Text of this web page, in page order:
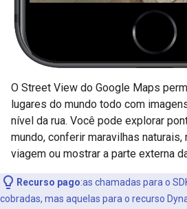
O Street View do Google Maps
lugares do mundo todo com
nível da rua. Você pode explorar
mundo, conferir maravilhas naturais,
viagem ou mostrar a parte externa
Recurso pago:as chamadas para o
cobradas, mas aquelas para o recurso